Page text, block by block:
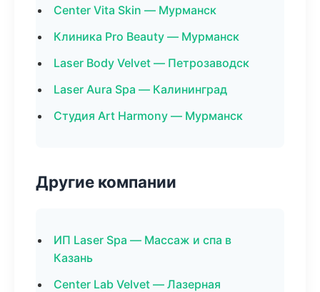
Center Vita Skin — Мурманск
Клиника Pro Beauty — Мурманск
Laser Body Velvet — Петрозаводск
Laser Aura Spa — Калининград
Студия Art Harmony — Мурманск
Другие компании
ИП Laser Spa — Массаж и спа в
Казань
Center Lab Velvet — Лазерная